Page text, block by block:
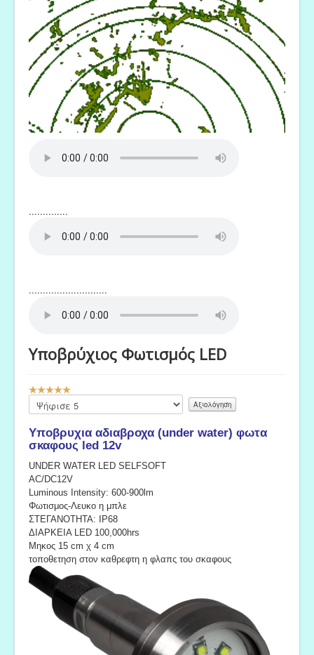
..............
............................
Υποβρύχιος Φωτισμός LED
Αξιολόγηση
Χρήστη:5 /
Παρακαλώ
αξιολογήστε
Υποβρυχια αδιαβροχα (under water) φωτα
σκαφους led 12v
UNDER WATER LED SELFSOFT
AC/DC12V
Luminous Intensity: 600-900lm
Φωτισμος-Λευκο η μπλε
ΣΤΕΓΑΝΟΤΗΤΑ: IP68
ΔΙΑΡΚΕΙΑ LED 100,000hrs
Mηκος 15 cm χ 4 cm
τοποθετηση στον καθρεφτη η φλαπς του σκαφους